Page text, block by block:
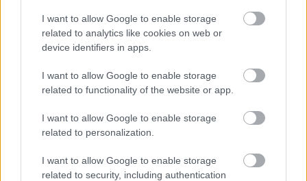
I want to allow Google to enable storage
related to analytics like cookies on web or
device identifiers in apps.
I want to allow Google to enable storage
related to functionality of the website or app.
I want to allow Google to enable storage
related to personalization.
I want to allow Google to enable storage
related to security, including authentication
Mit kell enni Pugliában? Tenger
gyümölcsei, ahogy ritkán
kóstolhatod
világevő•2020. november 06.
Van Pugliában egy fantasztikus tradíció, aminek
több évszázadra nyúlnak vissza a gyökerei: a tenger
gyümölcseit nyersen élvezni. Megmutatom milyen,
és még pár másik, kihagyhatatlan pugliai
finomságot.